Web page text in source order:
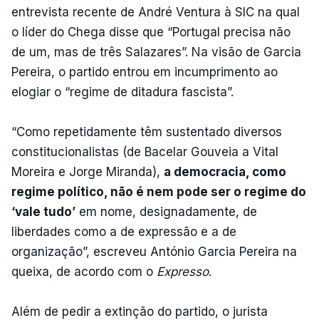
entrevista recente de André Ventura à SIC na qual
o líder do Chega disse que “Portugal precisa não
de um, mas de três Salazares”. Na visão de Garcia
Pereira, o partido entrou em incumprimento ao
elogiar o “regime de ditadura fascista”.
“Como repetidamente têm sustentado diversos
constitucionalistas (de Bacelar Gouveia a Vital
Moreira e Jorge Miranda), a democracia, como
regime político, não é nem pode ser o regime do
‘vale tudo’ em nome, designadamente, de
liberdades como a de expressão e a de
organização”, escreveu António Garcia Pereira na
queixa, de acordo com o Expresso.
Além de pedir a extinção do partido, o jurista